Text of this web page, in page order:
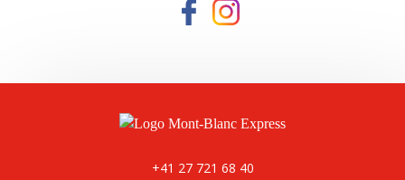
+41 27 721 68 40